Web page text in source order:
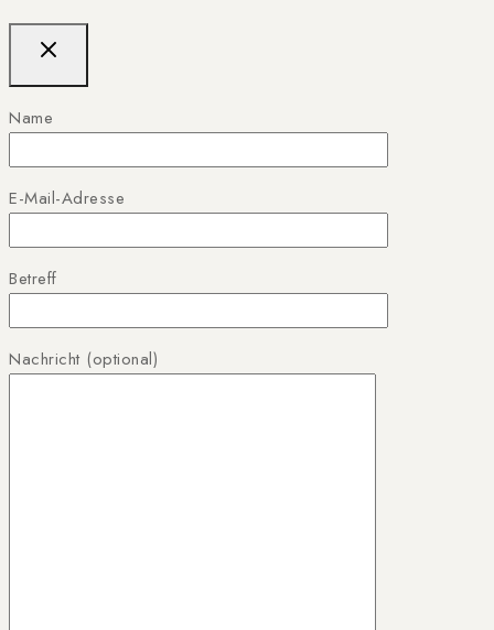
Name
E-Mail-Adresse
Betreff
Nachricht (optional)